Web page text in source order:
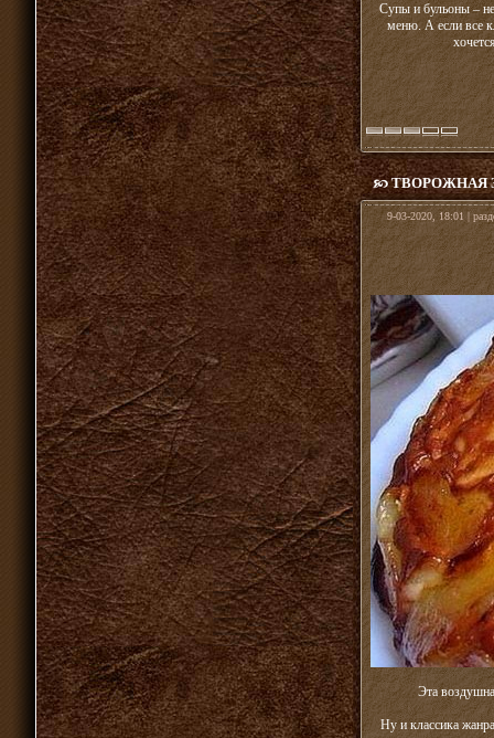
Супы и бульоны –
меню. А если все
ТВОРОЖНАЯ
9-03-2020, 18:01 |
Эта
Ну и классика